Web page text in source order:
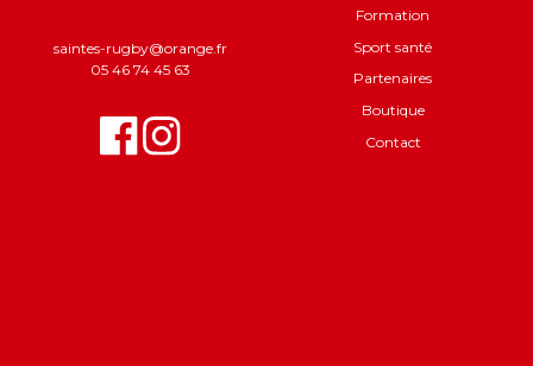
saintes-rugby@orange.fr
05 46 74 45 63
Formation
Sport santé
Partenaires
Boutique
Contact